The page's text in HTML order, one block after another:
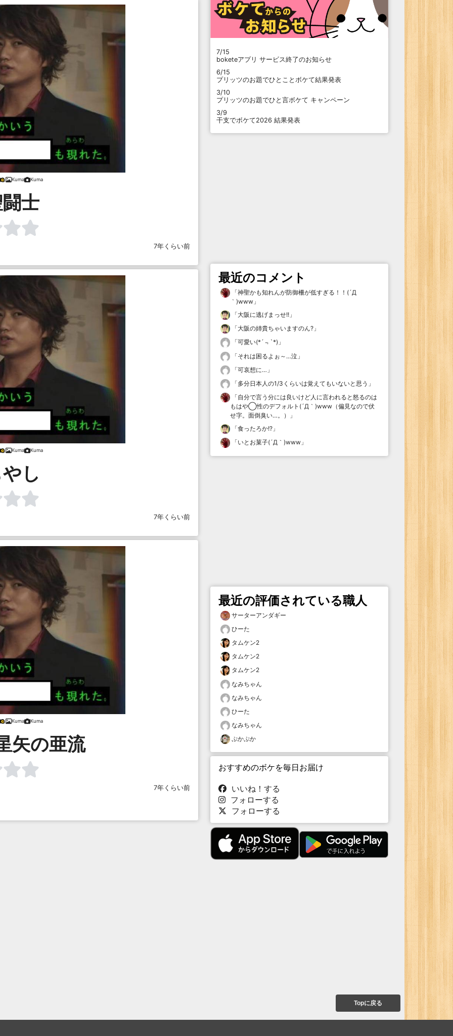
Kuma Kuma
士
7年くらい前
Kuma Kuma
し
7年くらい前
Kuma Kuma
矢の亜流
7年くらい前
7/15
boketeアプリ サービス終了のお知らせ
6/15
プリッツのお題でひとことボケて結果発表
3/10
プリッツのお題でひと言ボケて キャンペーン
3/9
干支でボケて2026 結果発表
最近のコメント
「神聖かも知れんが防御柵が低すぎる！！(´Д
｀)www 」
「大阪に逃げまっせ!! 」
「大阪の姉貴ちゃいますのん? 」
「可愛い(*´﹃`*) 」
「それは困るよぉ～…泣 」
「可哀想に… 」
「多分日本人の1/3くらいは覚えてもいないと思う 」
「自分で言う分には良いけど人に言われると怒るのは
もはや◯性のデフォルト(´Д｀)www（偏見なので伏
せ字。面倒臭い…。）
」
「食ったろか!? 」
「いとお菓子(´Д｀)www 」
最近の評価されている職人
サーターアンダギー
ひーた
タムケン2
タムケン2
タムケン2
なみちゃん
なみちゃん
ひーた
なみちゃん
ぷかぷか
おすすめのボケを毎日お届け
いいね！する
フォローする
フォローする
Topに戻る